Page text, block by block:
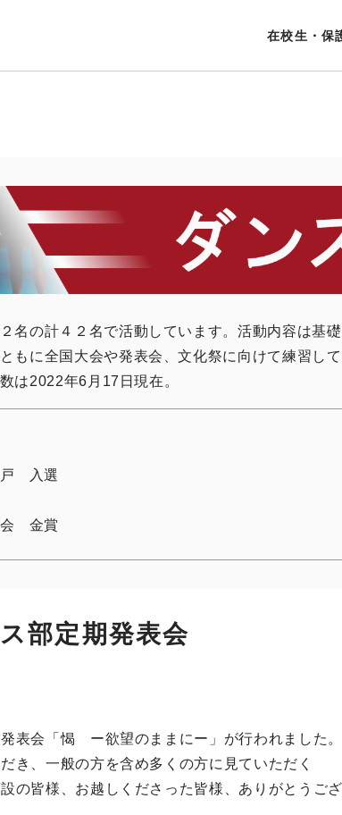
在校生・保
名の計４２名で活動しています。活動内容は基
もに全国大会や発表会、文化祭に向けて練習し
は2022年6月17日現在。
戸 入選
会 金賞
部定期発表会
表会「愒 ー欲望のままにー」が行われました。
き、一般の方を含め多くの方に見ていただく
の皆様、お越しくださった皆様、ありがとうござ